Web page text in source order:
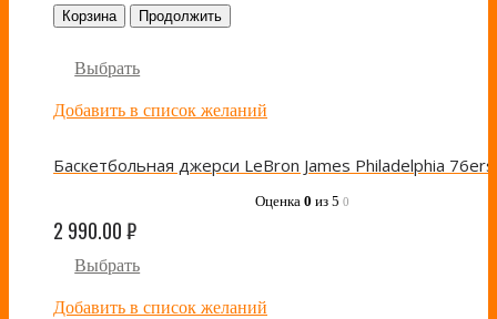
Корзина Продолжить
Выбрать
Добавить в список желаний
Оценка 0 из 5 0
2 990.00₽
Выбрать
Добавить в список желаний